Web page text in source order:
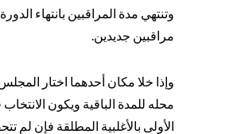
وتنتهي مدة المراقبين بانتهاء الدورة
مراقبين جديدين.
وإذا خلا مكان أحدهما اختار
محله للمدة الباقية ويكون
الأولى بالأغلبية المطلقة فإن لم